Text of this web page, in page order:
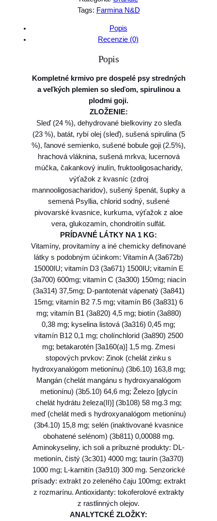
r
m
a
N
&
D
d
g
S
P
I
R
U
L
I
N
A
(
G
F
)
a
d
u
l
t
m
e
d
i
u
m
&
m
a
Tags: Farmina N&D
Popis
Recenzie (0)
Popis
Kompletné krmivo pre dospelé psy stredných
a veľkých plemien so sleďom, spirulinou a
plodmi goji.
ZLOŽENIE:
Sleď (24 %), dehydrované bielkoviny zo sleďa
(23 %), batát, rybí olej (sleď), sušená spirulina (5
%), ľanové semienko, sušené bobule goji (2.5%),
hrachová vláknina, sušená mrkva, lucernová
múčka, čakankový inulín, fruktooligosacharidy,
výťažok z kvasníc (zdroj
mannooligosacharidov), sušený špenát, šupky a
semená Psyllia, chlorid sodný, sušené
pivovarské kvasnice, kurkuma, výťažok z aloe
vera, glukozamín, chondroitín sulfát.
PRÍDAVNÉ LÁTKY NA 1 KG:
Vitamíny, provitamíny a iné chemicky definované
látky s podobným účinkom: Vitamín A (3a672b)
15000IU; vitamín D3 (3a671) 1500IU; vitamín E
(3a700) 600mg; vitamín C (3a300) 150mg; niacín
(3a314) 37,5mg; D-pantotenát vápenatý (3a841)
15mg; vitamín B2 7.5 mg; vitamín B6 (3a831) 6
mg; vitamín B1 (3a820) 4,5 mg; biotín (3a880)
0,38 mg; kyselina listová (3a316) 0,45 mg;
vitamín B12 0,1 mg; cholínchlorid (3a890) 2500
mg; betakarotén [3a160(a)] 1,5 mg. Zmesi
stopových prvkov: Zinok (chelát zinku s
hydroxyanalógom metionínu) (3b6.10) 163,8 mg;
Mangán (chelát mangánu s hydroxyanalógom
metionínu) (3b5.10) 64,6 mg; Železo [glycín
chelát hydrátu železa(II)] (3b108) 58 mg.3 mg;
meď (chelát medi s hydroxyanalógom metionínu)
(3b4.10) 15,8 mg; selén (inaktivované kvasnice
obohatené selénom) (3b811) 0,00088 mg.
Aminokyseliny, ich soli a príbuzné produkty: DL-
metionín, čistý (3c301) 4000 mg; taurín (3a370)
1000 mg; L-karnitín (3a910) 300 mg. Senzorické
prísady: extrakt zo zeleného čaju 100mg; extrakt
z rozmarínu. Antioxidanty: tokoferolové extrakty
z rastlinných olejov.
ANALYTCKÉ ZLOŽKY: